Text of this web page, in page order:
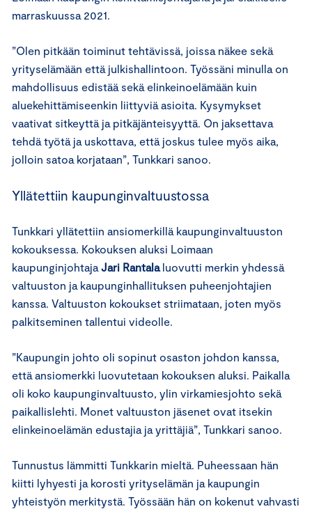
marraskuussa 2021.
”Olen pitkään toiminut tehtävissä, joissa näkee sekä
yrityselämään että julkishallintoon. Työssäni minulla on
mahdollisuus edistää sekä elinkeinoelämään kuin
aluekehittämiseenkin liittyviä asioita. Kysymykset
vaativat sitkeyttä ja pitkäjänteisyyttä. On jaksettava
tehdä työtä ja uskottava, että joskus tulee myös aika,
jolloin satoa korjataan”, Tunkkari sanoo.
Yllätettiin kaupunginvaltuustossa
Tunkkari yllätettiin ansiomerkillä kaupunginvaltuuston
kokouksessa. Kokouksen aluksi Loimaan
kaupunginjohtaja Jari Rantalaluovutti merkin yhdessä
valtuuston ja kaupunginhallituksen puheenjohtajien
kanssa. Valtuuston kokoukset striimataan, joten myös
palkitseminen tallentui videolle.
”Kaupungin johto oli sopinut osaston johdon kanssa,
että ansiomerkki luovutetaan kokouksen aluksi. Paikalla
oli koko kaupunginvaltuusto, ylin virkamiesjohto sekä
paikallislehti. Monet valtuuston jäsenet ovat itsekin
elinkeinoelämän edustajia ja yrittäjiä”, Tunkkari sanoo.
Tunnustus lämmitti Tunkkarin mieltä. Puheessaan hän
kiitti lyhyesti ja korosti yrityselämän ja kaupungin
yhteistyön merkitystä. Työssään hän on kokenut vahvasti